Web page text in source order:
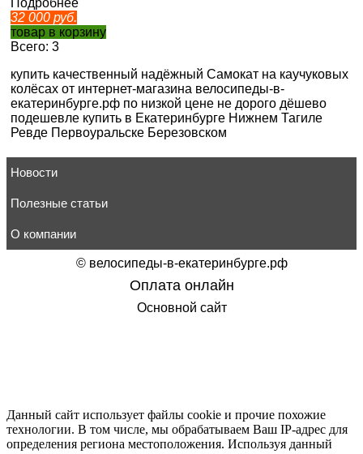
Подробнее
32 000 руб.
товар в корзину
Всего: 3
купить качественный надёжный Самокат на каучуковых
колёсах от интернет-магазина велосипеды-в-
екатеринбурге.рф по низкой цене не дорого дёшево
подешевле купить в Екатеринбурге Нижнем Тагиле
Ревде Первоуральске Березовском
Новости
Полезные статьи
О компании
© велосипеды-в-екатеринбурге.рф
Оплата онлайн
Основной сайт
Данный сайт использует файлы cookie и прочие похожие
технологии. В том числе, мы обрабатываем Ваш IP-адрес для
определения региона местоположения. Используя данный